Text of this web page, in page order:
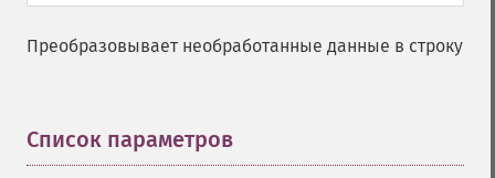
Преобразовывает необработанные данные в строку
Список параметров